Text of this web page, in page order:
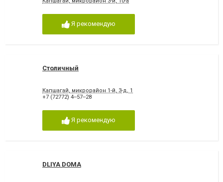
Я рекомендую
Столичный
Капшагай, микрорайон 1-й, 3-д, 1
+7 (72772) 4‒57‒28
Я рекомендую
DLIYA DOMA